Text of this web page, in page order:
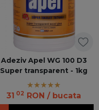
Adeziv Apel WG 100 D3
Super transparent - 1kg
31 02 RON / bucata